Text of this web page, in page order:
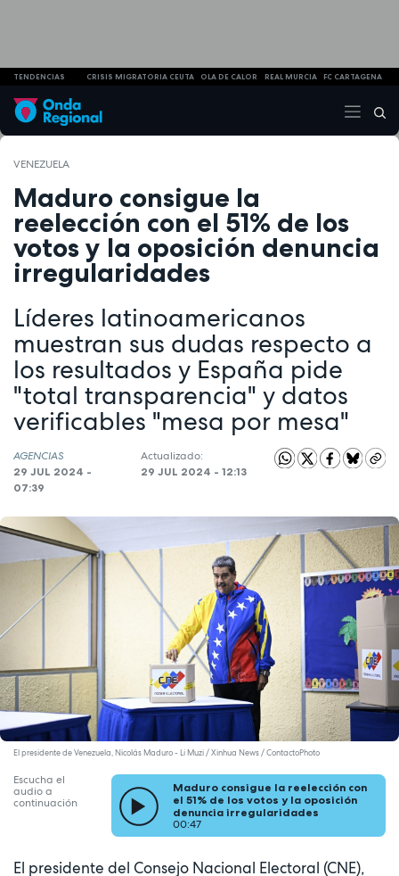
TENDENCIAS CRISIS MIGRATORIA CEUTA OLA DE CALOR REAL MURCIA FC CARTAGENA
VENEZUELA
Maduro consigue la
reelección con el 51% de los
votos y la oposición denuncia
irregularidades
Líderes latinoamericanos
muestran sus dudas respecto a
los resultados y España pide
"total transparencia" y datos
verificables "mesa por mesa"
AGENCIAS
29 JUL 2024 -
07:39
Actualizado:
29 JUL 2024 - 12:13
El presidente de Venezuela, Nicolás Maduro - Li Muzi / Xinhua News / ContactoPhoto
Escucha el
audio a
continuación
Maduro consigue la reelección con
el 51% de los votos y la oposición
denuncia irregularidades
00:47
El presidente del Consejo Nacional Electoral (CNE),